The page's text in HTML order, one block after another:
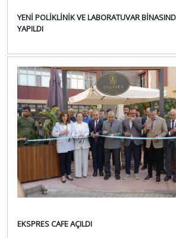
YENİ POLİKLİNİK VE LABORATUVAR
YAPILDI
EKSPRES CAFE AÇILDI